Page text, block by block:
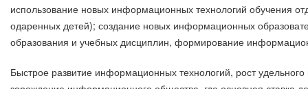
использование новых информационных технологий обучения
одаренных детей); создание новых информационных
образования и учебных дисциплин, формирование
Быстрое развитие информационных технологий, рост